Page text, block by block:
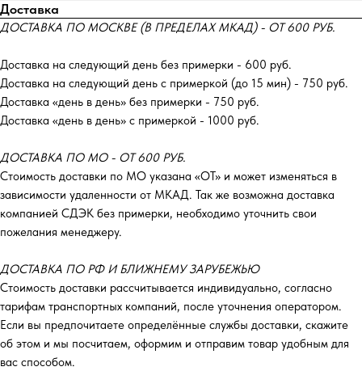
Доставка
ДОСТАВКА ПО МОСКВЕ (В ПРЕДЕЛАХ МКАД) - ОТ 600 РУБ.
Доставка на следующий день без примерки - 600 руб.
Доставка на следующий день с примеркой (до 15 мин) - 750 руб.
Доставка «день в день» без примерки - 750 руб.
Доставка «день в день» с примеркой - 1000 руб.
ДОСТАВКА ПО МО - ОТ 600 РУБ.
Стоимость доставки по МО указана «ОТ»‎ и может изменяться в
зависимости удаленности от МКАД. Так же возможна доставка
компанией СДЭК без примерки, необходимо уточнить свои
пожелания менеджеру.
ДОСТАВКА ПО РФ И БЛИЖНЕМУ ЗАРУБЕЖЬЮ
Стоимость доставки рассчитывается индивидуально, согласно
тарифам транспортных компаний, после уточнения оператором.
Если вы предпочитаете определённые службы доставки, скажите
об этом и мы посчитаем, оформим и отправим товар удобным для
вас способом.